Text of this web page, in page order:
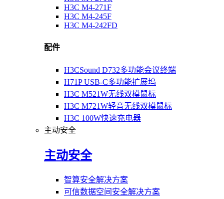
H3C M4-271F
H3C M4-245F
H3C M4-242FD
配件
H3CSound D732多功能会议终端
H71P USB-C多功能扩展坞
H3C M521W无线双模鼠标
H3C M721W轻音无线双模鼠标
H3C 100W快速充电器
主动安全
主动安全
智算安全解决方案
可信数据空间安全解决方案